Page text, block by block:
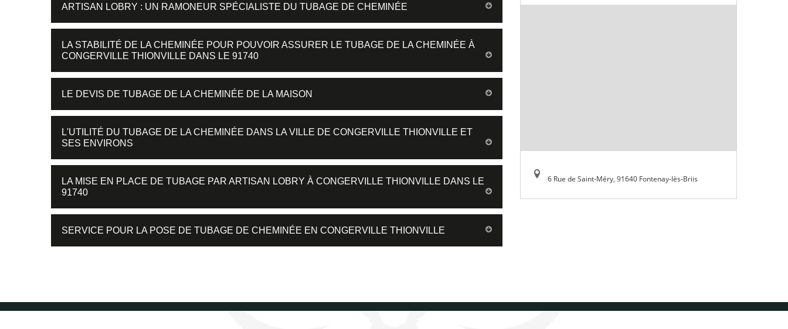
ARTISAN LOBRY : UN RAMONEUR SPÉCIALISTE DU TUBAGE DE CHEMINÉE
LA STABILITÉ DE LA CHEMINÉE POUR POUVOIR ASSURER LE TUBAGE DE LA CHEMINÉE À
CONGERVILLE THIONVILLE DANS LE 91740
LE DEVIS DE TUBAGE DE LA CHEMINÉE DE LA MAISON
L'UTILITÉ DU TUBAGE DE LA CHEMINÉE DANS LA VILLE DE CONGERVILLE THIONVILLE ET
SES ENVIRONS
LA MISE EN PLACE DE TUBAGE PAR ARTISAN LOBRY À CONGERVILLE THIONVILLE DANS LE
91740
SERVICE POUR LA POSE DE TUBAGE DE CHEMINÉE EN CONGERVILLE THIONVILLE
6 Rue de Saint-Méry, 91640 Fontenay-lès-Briis